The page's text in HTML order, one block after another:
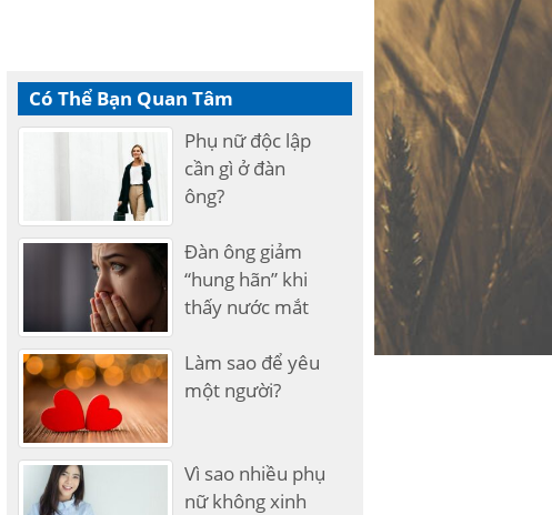
Có Thể Bạn Quan Tâm
Phụ nữ độc lập
cần gì ở đàn
ông?
Đàn ông giảm
“hung hãn” khi
thấy nước mắt
Làm sao để yêu
một người?
Vì sao nhiều phụ
nữ không xinh